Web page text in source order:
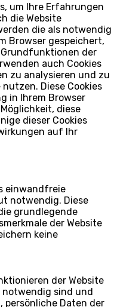
um Ihre Erfahrungen
die Website
die als notwendig
Browser gespeichert,
der
auch Cookies
zu analysieren und zu
Diese Cookies
in Ihrem Browser
diese
dieser Cookies
auf Ihr
einwandfreie
notwendig. Diese
grundlegende
der Website
keine
der Website
notwendig sind und
persönliche Daten der